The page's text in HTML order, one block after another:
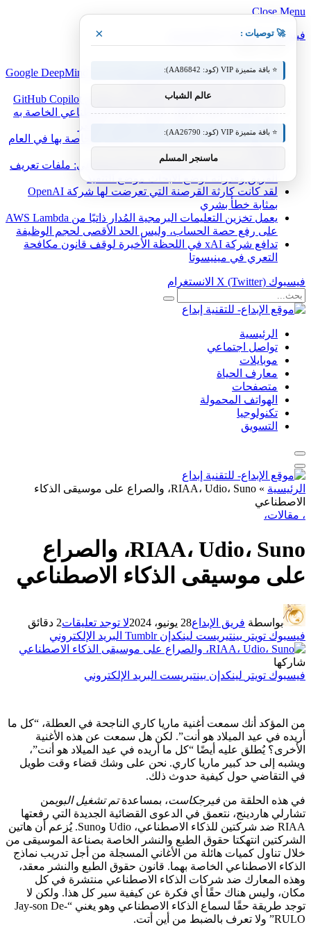
Close Menu
فيسبوك X (Twitter)
أخبار شائعة
يمكن لنموذج الذكاء الاصطناعي الجديد من Google DeepMind
التحكم في جسم الروبوت بالكامل
جلسات مكدسة وطلبات السحب في تطبيق GitHub Copilot
يعيد تطبيق Friend إطلاق قلادة الذكاء الاصطناعي الخاصة به
لن تقوم LinkedIn بتوسيع مراكز البيانات الخاصة بها في العام
تطوير البرمجيات بمساعدة الذكاء الاصطناعي: ملفات تعريف
لقد كانت كارثة القرصنة التي تعرضت لها شركة OpenAI
بمثابة خطأ بشري
يعمل تخزين التعليمات البرمجية المُدار ذاتيًا من AWS Lambda
على رفع حصة الحساب، وليس الحد الأقصى لحجم الوظيفة
تدافع شركة xAI في اللحظة الأخيرة لوقف قانون مكافحة
التعري في مينيسوتا
فيسبوك X (Twitter) الانستغرام
الرئيسية
تواصل اجتماعي
موبايلات
معارف الحياة
متصفحات
الهواتف المحمولة
تكنولوجيا
التسويق
الرئيسية »
RIAA، Udio، Suno، والصراع على موسيقى الذكاء
الاصطناعي
، مقالات،
RIAA، Udio، Suno، والصراع
على موسيقى الذكاء الاصطناعي
بواسطة فريق الإبداع28 يونيو، 2024 لا توجد تعليقات2 دقائق
فيسبوك تويتر بينتيريست لينكدإن Tumblr البريد الإلكتروني
شاركها
فيسبوك تويتر لينكدإن بينتيريست البريد الإلكتروني
من المؤكد أنك سمعت أغنية ماريا كاري الناجحة في العطلة، “كل ما
أريده في عيد الميلاد هو أنت”. لكن هل سمعت عن هذه الأغنية
الأخرى؟ يُطلق عليه أيضًا “كل ما أريده في عيد الميلاد هو أنت”،
ويشبه إلى حد كبير ماريا كاري. نحن على وشك قضاء وقت طويل
في التقاضي حول كيفية حدوث ذلك.
في هذه الحلقة من فيرجكاست، بمساعدةتم تشغيل البوبمن
تشارلي هاردينج، نتعمق في الدعوى القضائية الجديدة التي رفعتها
RIAA ضد شركتين للذكاء الاصطناعي، Udio وSuno. يُزعم أن هاتين
الشركتين انتهكتا حقوق الطبع والنشر الخاصة بصناعة الموسيقى من
خلال تناول كميات هائلة من الأغاني المسجلة من أجل تدريب نماذج
الذكاء الاصطناعي الخاصة بهما. قانون حقوق الطبع والنشر معقد،
وهذه المعارك ضد شركات الذكاء الاصطناعي منتشرة في كل
مكان، وليس هناك حقًا أي فكرة عن كيفية سير كل هذا. ولكن لا
توجد طريقة حقًا لسماع الذكاء الاصطناعي وهو يغني “Jay-son De-
RULO” ولا تعرف بالضبط من أين أتت.
🚀 توصيات : ×
⭐ باقة متميزة VIP (كود: AA86842):
عالم الشباب
⭐ باقة متميزة VIP (كود: AA26790):
ماسنجر المسلم